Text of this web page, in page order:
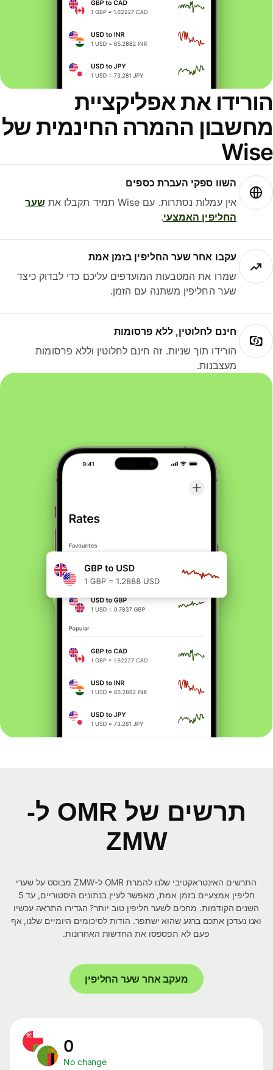
את אפליקציית
ההמרה החינמית של
השוו ספקי העברת כספים
אין עמלות נסתרות. עם Wise תמיד תקבלו את
שער
החליפין האמצעי.
עקבו אחר שער החליפין בזמן אמת
שמרו את המטבעות המועדפים עליכם כדי לבדוק כיצד
שער החליפין משתנה עם הזמן.
חינם לחלוטין, ללא פרסומות
הורידו תוך שניות. זה חינם לחלוטין וללא פרסומות
מעצבנות.
תרשים של OMR ל-
ZMW
התרשים האינטראקטיבי שלנו להמרת OMR ל-ZMW מבוסס על שערי
חליפין אמצעיים בזמן אמת, מאפשר לעיין בנתונים היסטוריים, עד 5
השנים הקודמות. מחכים לשער חליפין טוב יותר? הגדירו התראה עכשיו
ואנו נעדכן אתכם ברגע שהוא ישתפר. הודות לסיכומים היומיים שלנו, אף
פעם לא תפספסו את החדשות האחרונות.
מעקב אחר שער החליפין
No change